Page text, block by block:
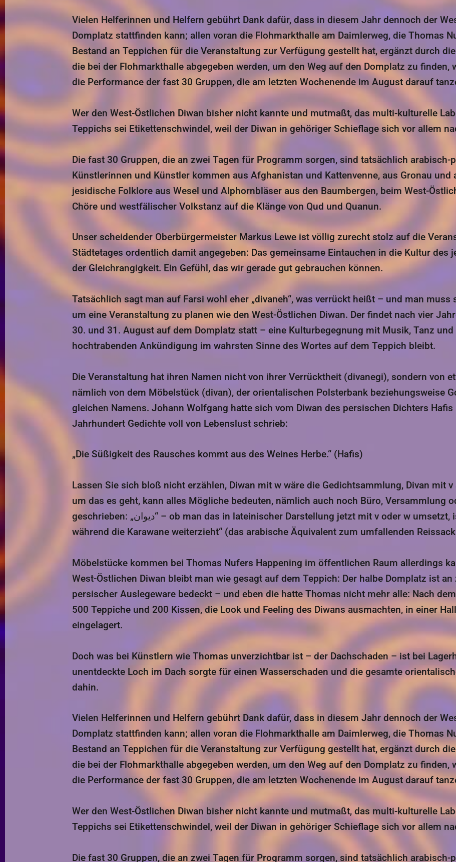
Vielen Helferinnen und Helfern gebührt Dank dafür, dass in diesem Jahr dennoch der
Domplatz stattfinden kann; allen voran die Flohmarkthalle am Daimlerweg, die Thomas
Bestand an Teppichen für die Veranstaltung zur Verfügung gestellt hat, ergänzt durch
die bei der Flohmarkthalle abgegeben werden, um den Weg auf den Domplatz zu finden,
die Performance der fast 30 Gruppen, die am letzten Wochenende im August darauf
Wer den West-Östlichen Diwan bisher nicht kannte und mutmaßt, das multi-kulturelle
Teppichs sei Etikettenschwindel, weil der Diwan in gehöriger Schieflage sich vor allem
Die fast 30 Gruppen, die an zwei Tagen für Programm sorgen, sind tatsächlich
Künstlerinnen und Künstler kommen aus Afghanistan und Kattenvenne, aus Gronau und
jesidische Folklore aus Wesel und Alphornbläser aus den Baumbergen, beim West-
Chöre und westfälischer Volkstanz auf die Klänge von Qud und Quanun.
Unser scheidender Oberbürgermeister Markus Lewe ist völlig zurecht stolz auf die
Städtetages ordentlich damit angegeben: Das gemeinsame Eintauchen in die Kultur des
der Gleichrangigkeit. Ein Gefühl, das wir gerade gut gebrauchen können.
Tatsächlich sagt man auf Farsi wohl eher „divaneh“, was verrückt heißt – und man
um eine Veranstaltung zu planen wie den West-Östlichen Diwan. Der findet nach vier
30. und 31. August auf dem Domplatz statt – eine Kulturbegegnung mit Musik, Tanz
hochtrabenden Ankündigung im wahrsten Sinne des Wortes auf dem Teppich bleibt.
Die Veranstaltung hat ihren Namen nicht von ihrer Verrücktheit (divanegi), sondern von
nämlich von dem Möbelstück (divan), der orientalischen Polsterbank beziehungsweise
gleichen Namens. Johann Wolfgang hatte sich vom Diwan des persischen Dichters
Jahrhundert Gedichte voll von Lebenslust schrieb:
„Die Süßigkeit des Rausches kommt aus des Weines Herbe.“ (Hafis)
Lassen Sie sich bloß nicht erzählen, Diwan mit w wäre die Gedichtsammlung, Divan mit
um das es geht, kann alles Mögliche bedeuten, nämlich auch noch Büro, Versammlung
geschrieben: „دیوان“ – ob man das in lateinischer Darstellung jetzt mit v oder w umsetzt, ist „wie ein Hund, der bellt,
während die Karawane weiterzieht“ (das arabische Äquivalent zum umfallenden
Möbelstücke kommen bei Thomas Nufers Happening im öffentlichen Raum allerdings
West-Östlichen Diwan bleibt man wie gesagt auf dem Teppich: Der halbe Domplatz ist
persischer Auslegeware bedeckt – und eben die hatte Thomas nicht mehr alle: Nach
500 Teppiche und 200 Kissen, die Look und Feeling des Diwans ausmachten, in einer
eingelagert.
Doch was bei Künstlern wie Thomas unverzichtbar ist – der Dachschaden – ist bei
unentdeckte Loch im Dach sorgte für einen Wasserschaden und die gesamte
dahin.
Vielen Helferinnen und Helfern gebührt Dank dafür, dass in diesem Jahr dennoch der
Domplatz stattfinden kann; allen voran die Flohmarkthalle am Daimlerweg, die Thomas
Bestand an Teppichen für die Veranstaltung zur Verfügung gestellt hat, ergänzt durch
die bei der Flohmarkthalle abgegeben werden, um den Weg auf den Domplatz zu finden,
die Performance der fast 30 Gruppen, die am letzten Wochenende im August darauf
Wer den West-Östlichen Diwan bisher nicht kannte und mutmaßt, das multi-kulturelle
Teppichs sei Etikettenschwindel, weil der Diwan in gehöriger Schieflage sich vor allem
Die fast 30 Gruppen, die an zwei Tagen für Programm sorgen, sind tatsächlich